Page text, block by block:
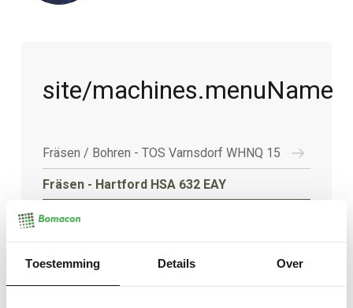
Toestemming Details Over
site/machines.menuName
Fräsen / Bohren - TOS Varnsdorf WHNQ 15
Fräsen - Hartford HSA 632 EAY
Fräsen - Unisign Uniport 6
Fräsen - MTE BF5200